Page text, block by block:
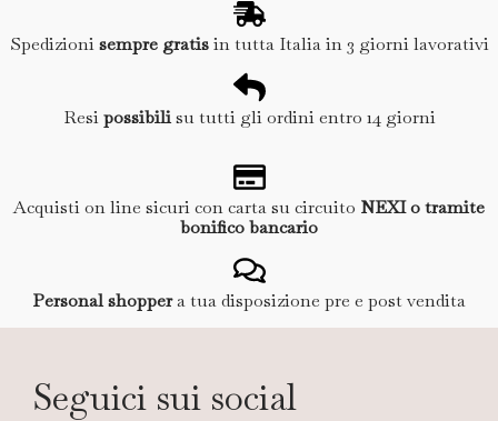
Spedizionisempre gratisin tutta Italia in 3 giorni lavorativi
Resipossibilisu tutti gli ordini entro 14 giorni
Acquisti on line sicuri con carta su circuito NEXI o tramite
bonifico bancario
Personal shoppera tua disposizione pre e post vendita
Seguici sui social